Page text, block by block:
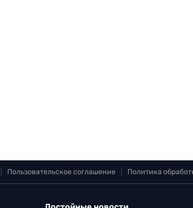
Пользовательское соглашение Политика